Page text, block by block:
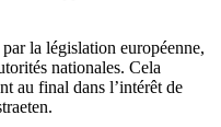
la législation européenne,
nationales. Cela
au final dans l’intérêt de